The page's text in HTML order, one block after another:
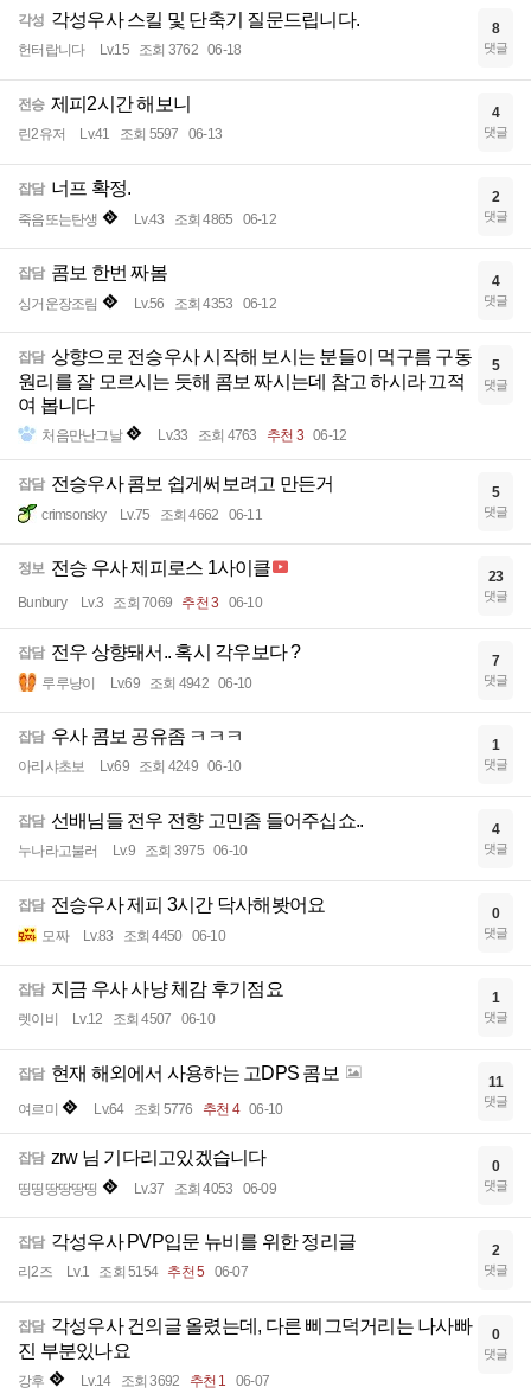
각성 각성우사 스킬 및 단축기 질문드립니다.
헌터랍니다 Lv.15 조회 3762 06-18
8
댓글
전승 제피2시간 해보니
린2유저 Lv.41 조회 5597 06-13
4
댓글
잡담 너프 확정.
죽음또는탄생 Lv.43 조회 4865 06-12
2
댓글
잡담 콤보 한번 짜봄
싱거운장조림 Lv.56 조회 4353 06-12
4
댓글
잡담 상향으로 전승우사 시작해 보시는 분들이 먹구름 구동
원리를 잘 모르시는 듯해 콤보 짜시는데 참고 하시라 끄적
여 봅니다
처음만난그날 Lv.33 조회 4763 추천 3 06-12
5
댓글
잡담 전승우사 콤보 쉽게써보려고 만든거
crimsonsky Lv.75 조회 4662 06-11
5
댓글
정보 전승 우사 제피로스 1사이클
Bunbury Lv.3 조회 7069 추천 3 06-10
23
댓글
잡담 전우 상향돼서.. 혹시 각우보다 ?
루루냥이 Lv.69 조회 4942 06-10
7
댓글
잡담 우사 콤보 공유좀 ㅋㅋㅋ
아리샤초보 Lv.69 조회 4249 06-10
1
댓글
잡담 선배님들 전우 전향 고민좀 들어주십쇼..
누나라고불러 Lv.9 조회 3975 06-10
4
댓글
잡담 전승우사 제피 3시간 닥사해봣어요
모짜 Lv.83 조회 4450 06-10
0
댓글
잡담 지금 우사 사냥 체감 후기점요
렛이비 Lv.12 조회 4507 06-10
1
댓글
잡담 현재 해외에서 사용하는 고DPS 콤보
여르미 Lv.64 조회 5776 추천 4 06-10
11
댓글
잡담 zrw 님 기다리고있겠습니다
띵띵땅땅땅띵 Lv.37 조회 4053 06-09
0
댓글
잡담 각성우사 PVP입문 뉴비를 위한 정리글
리2즈 Lv.1 조회 5154 추천 5 06-07
2
댓글
잡담 각성우사 건의글 올렸는데, 다른 삐그덕거리는 나사빠
진 부분있나요
강후 Lv.14 조회 3692 추천 1 06-07
0
댓글